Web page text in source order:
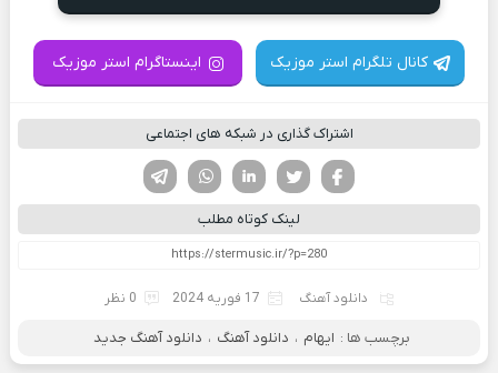
کانال تلگرام استر موزیک اینستاگرام استر موزیک
اشتراک گذاری در شبکه های اجتماعی
لینکدین تویتر
فیسوک
لینک کوتاه مطلب
دانلود آهنگ 17 فوریه 2024 0 نظر
برچسب ها : ایهام ، دانلود آهنگ ، دانلود آهنگ جدید